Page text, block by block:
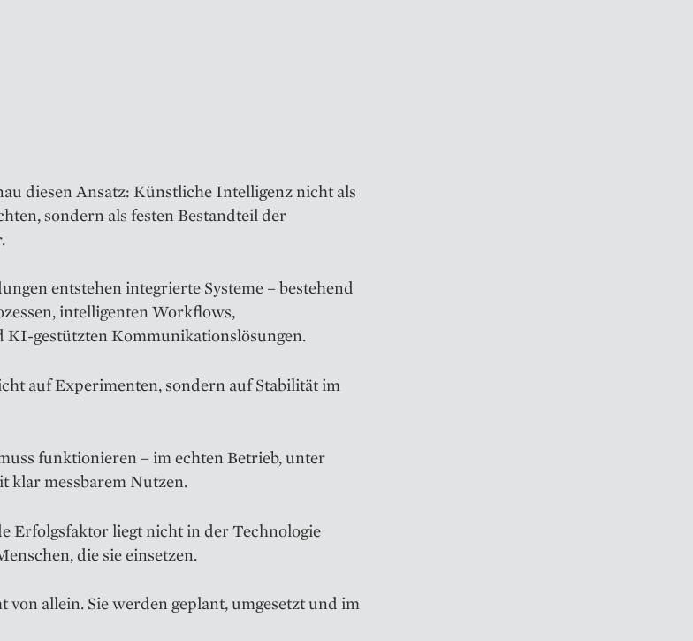
diesen Ansatz: Künstliche Intelligenz nicht als
sondern als festen Bestandteil der
entstehen integrierte Systeme – bestehend
intelligenten Workflows,
KI-gestützten Kommunikationslösungen.
auf Experimenten, sondern auf Stabilität im
funktionieren – im echten Betrieb, unter
klar messbarem Nutzen.
Erfolgsfaktor liegt nicht in der Technologie
die sie einsetzen.
von allein. Sie werden geplant, umgesetzt und im